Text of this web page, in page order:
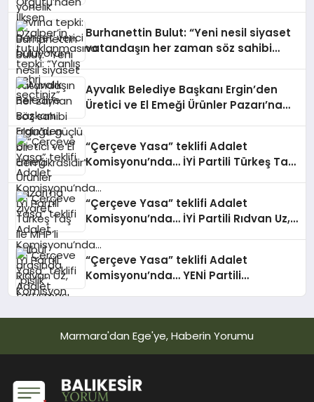
Burhanettin Bulut: “Yeni nesil siyaset
vatandaşın her zaman söz sahibi
Ayvalık Belediye Başkanı Ergin’den
Üretici ve El Emeği Ürünler Pazarı’na
“Çerçeve Yasa” teklifi Adalet
Komisyonu’nda… İYİ Partili Türkeş Taş
tartışması
“Çerçeve Yasa” teklifi Adalet
Komisyonu’nda… İYİ Partili Rıdvan Uz,
yürüdü
“Çerçeve Yasa” teklifi Adalet
Komisyonu’nda… YENİ Partili
hayata katıl’ diyorsanız, o insan
kapıdan içeri girdiğinde başına ne
geleceğini bilmelidir
Marmara'dan Ege'ye, Haberin Yorumu